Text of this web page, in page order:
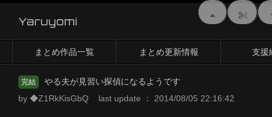
Yaruyomi
まとめ作品一覧 まとめ更新情報 支援
完結
やる夫が見習い探偵になるようです
by ◆Z1RkKisGbQ last update ： 2014/08/05 22:16:42